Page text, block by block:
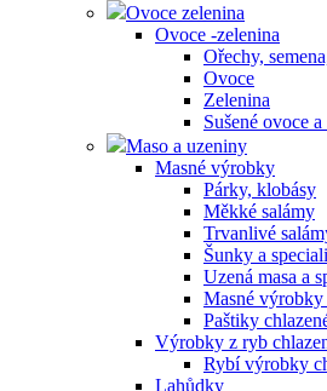
Ovoce zelenina
Ovoce -zelenina
Ořechy,
Ovoce
Zelenina
Sušené ovoce a
Maso a uzeniny
Masné výrobky
Párky, klobásy
Měkké salámy
Trvanlivé
Šunky a
Uzená masa a
Masné výrobky
Paštiky
Výrobky z ryb
Rybí výrobky
Lahůdky